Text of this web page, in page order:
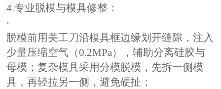
4.专业脱模与模具修整：
◦
脱模前用美工刀沿模具框边缘划开缝隙，注入
少量压缩空气（0.2MPa），辅助分离硅胶与
母模；复杂模具采用分模脱模，先拆一侧模
具，再轻拉另一侧，避免硬扯；